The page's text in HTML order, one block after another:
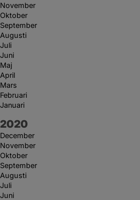
November
Oktober
September
Augusti
Juli
Juni
Maj
April
Mars
Februari
Januari
År:
2020
December
November
Oktober
September
Augusti
Juli
Juni